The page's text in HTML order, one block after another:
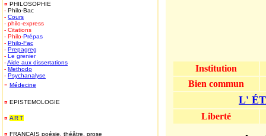
¤ PHILOSOPHIE
- Philo-Bac
- Cours
- philo-express
- Citations
- Philo-Prépas
- Philo-Fac
- Prepagreg
- Le grenier
-Aide aux dissertations
- Methodo
- Psychanalyse
- Médecine
¤ EPISTEMOLOGIE
¤ ART
¤ FRANCAIS poésie, théâtre, prose
Institution
Bien commun
L'
Liberté